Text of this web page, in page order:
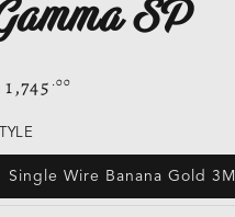
SP
1,745 .00
Single Wire Banana Gold 3M